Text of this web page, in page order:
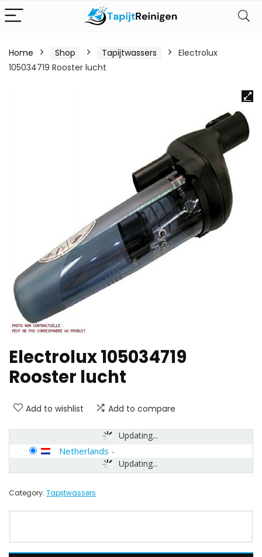
Home Shop Tapijtwassers
Electrolux
105034719 Rooster lucht
Electrolux 105034719
Rooster lucht
Add to wishlist Add to compare
Updating...
Updating...
Netherlands -
Category: Tapijtwassers